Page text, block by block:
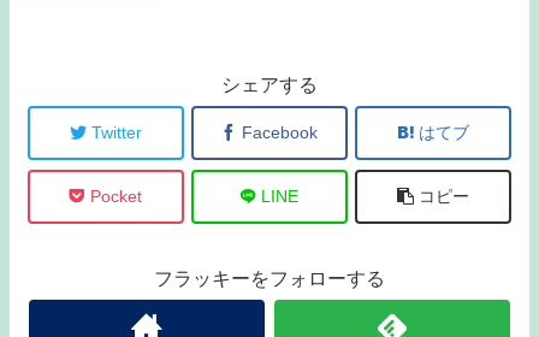
シェアする
Twitter Facebook はてブ
Pocket LINE コピー
フラッキーをフォローする